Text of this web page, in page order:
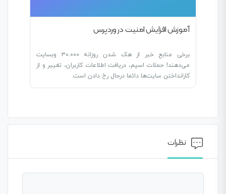
آموزش افزایش امنیت در وردپرس
برخی منابع خبر از هک شدن روزانه ۳۰.۰۰۰ وبسایت
می‌دهند! حملات اسپم، دریافت اطلاعات کاربران، تغییر و از
کارانداختن سایت‌ها دائما درحال رخ دادن است.
نظرات